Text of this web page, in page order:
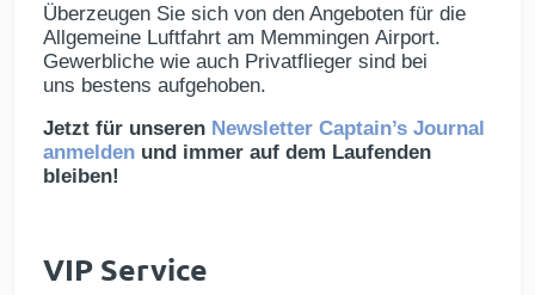
Überzeugen Sie sich von den Angeboten für die
Allgemeine Luftfahrt am Memmingen Airport.
Gewerbliche wie auch Privatflieger sind bei
uns bestens aufgehoben.
Jetzt für unseren Newsletter Captain’s Journal
anmelden und immer auf dem Laufenden
bleiben!
VIP Service